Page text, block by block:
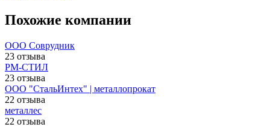
Похожие компании
ООО Соврудник
23 отзыва
РМ-СТИЛ
23 отзыва
ООО "СтальИнтех" | металлопрокат
22 отзыва
металлес
22 отзыва